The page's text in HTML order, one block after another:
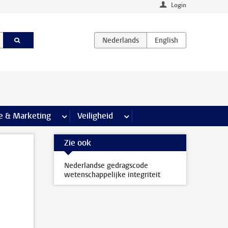
Login
& Marketing meer Communicatie & Marketing pagina’s
Veiligheid meer Veiligheid pagina’s
Zie ook
Nederlandse gedragscode
wetenschappelijke integriteit